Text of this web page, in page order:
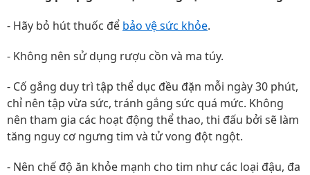
- Hãy bỏ hút thuốc để bảo vệ sức khỏe.
- Không nên sử dụng rượu cồn và ma túy.
- Cố gắng duy trì tập thể dục đều đặn mỗi ngày 30 phút,
chỉ nên tập vừa sức, tránh gắng sức quá mức. Không
nên tham gia các hoạt động thể thao, thi đấu bởi sẽ làm
tăng nguy cơ ngưng tim và tử vong đột ngột.
- Nên chế độ ăn khỏe mạnh cho tim như các loại đậu, đa